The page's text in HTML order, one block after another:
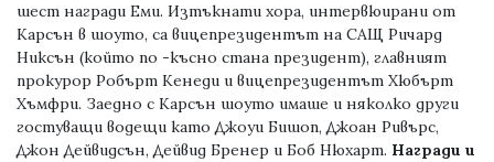
шест награди Еми. Изтъкнати хора, интервюирани от
Карсън в шоуто, са вицепрезидентът на САЩ Ричард
Никсън (който по -късно стана президент), главният
прокурор Робърт Кенеди и вицепрезидентът Хюбърт
Хъмфри. Заедно с Карсън шоуто имаше и няколко други
гостуващи водещи като Джоуи Бишоп, Джоан Ривърс,
Джон Дейвидсън, Дейвид Бренер и Боб Нюхарт. Награди и